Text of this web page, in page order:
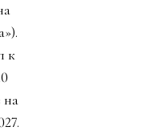
к
на